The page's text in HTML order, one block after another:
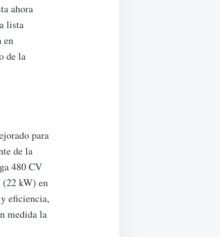
ahora
lista
en
de la
para
de la
480 CV
(22 kW) en
eficiencia,
medida la